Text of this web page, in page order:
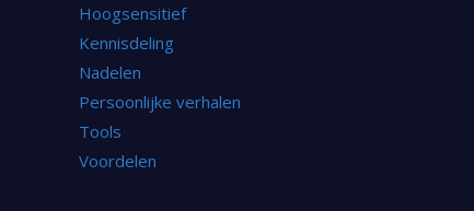
Hoogsensitief
Kennisdeling
Nadelen
Persoonlijke verhalen
Tools
Voordelen